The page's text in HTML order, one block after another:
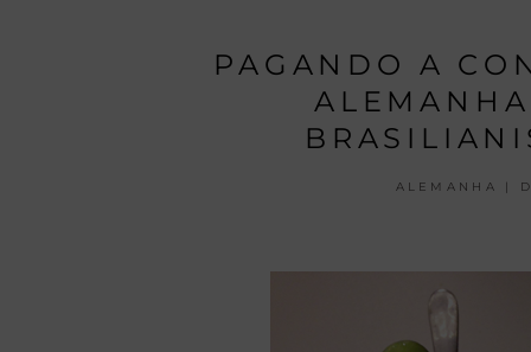
PAGANDO A
ALEMANHA |